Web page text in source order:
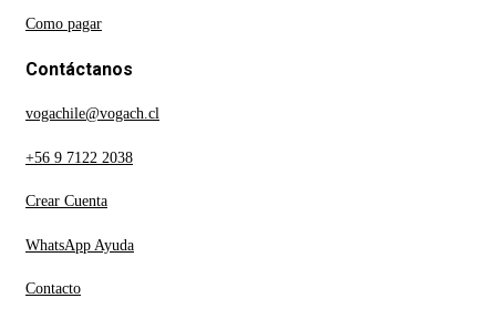
Como pagar
Contáctanos
vogachile@vogach.cl
+56 9 7122 2038
Crear Cuenta
WhatsApp Ayuda
Contacto